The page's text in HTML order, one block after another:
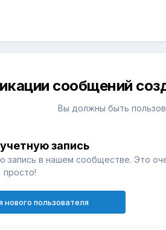
сообщений
Вы должны быть
запись
запись в нашем сообществе. Это
просто!
нового пользователя